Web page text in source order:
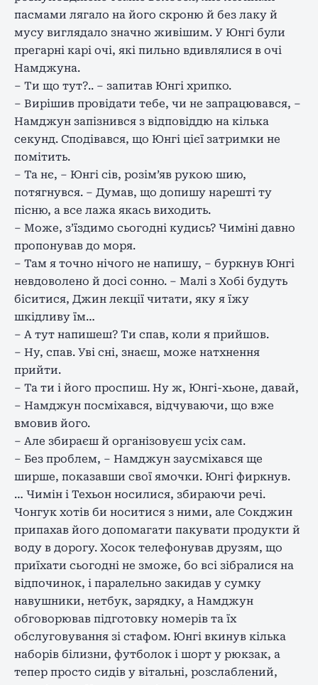
пасмами лягало на його скроню й без лаку й
мусу виглядало значно живішим. У Юнгі були
прегарні карі очі, які пильно вдивлялися в очі
Намджуна.
– Ти що тут?.. – запитав Юнгі хрипко.
– Вирішив провідати тебе, чи не запрацювався, –
Намджун запізнився з відповіддю на кілька
секунд. Сподівався, що Юнгі цієї затримки не
помітить.
– Та нє, – Юнгі сів, розім’яв рукою шию,
потягнувся. – Думав, що допишу нарешті ту
пісню, а все лажа якась виходить.
– Може, з’їздимо сьогодні кудись? Чиміні давно
пропонував до моря.
– Там я точно нічого не напишу, – буркнув Юнгі
невдоволено й досі сонно. – Малі з Хобі будуть
біситися, Джин лекції читати, яку я їжу
шкідливу їм…
– А тут напишеш? Ти спав, коли я прийшов.
– Ну, спав. Уві сні, знаєш, може натхнення
прийти.
– Та ти і його проспиш. Ну ж, Юнгі-хьоне, давай,
– Намджун посміхався, відчуваючи, що вже
вмовив його.
– Але збираєш й організовуєш усіх сам.
– Без проблем, – Намджун заусміхався ще
ширше, показавши свої ямочки. Юнгі фиркнув.
… Чимін і Техьон носилися, збираючи речі.
Чонгук хотів би носитися з ними, але Сокджин
припахав його допомагати пакувати продукти й
воду в дорогу. Хосок телефонував друзям, що
приїхати сьогодні не зможе, бо всі зібралися на
відпочинок, і паралельно закидав у сумку
навушники, нетбук, зарядку, а Намджун
обговорював підготовку номерів та їх
обслуговування зі стафом. Юнгі вкинув кілька
наборів білизни, футболок і шорт у рюкзак, а
тепер просто сидів у вітальні, розслаблений,